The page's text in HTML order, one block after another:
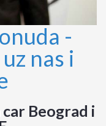
-
nas i
Beograd i